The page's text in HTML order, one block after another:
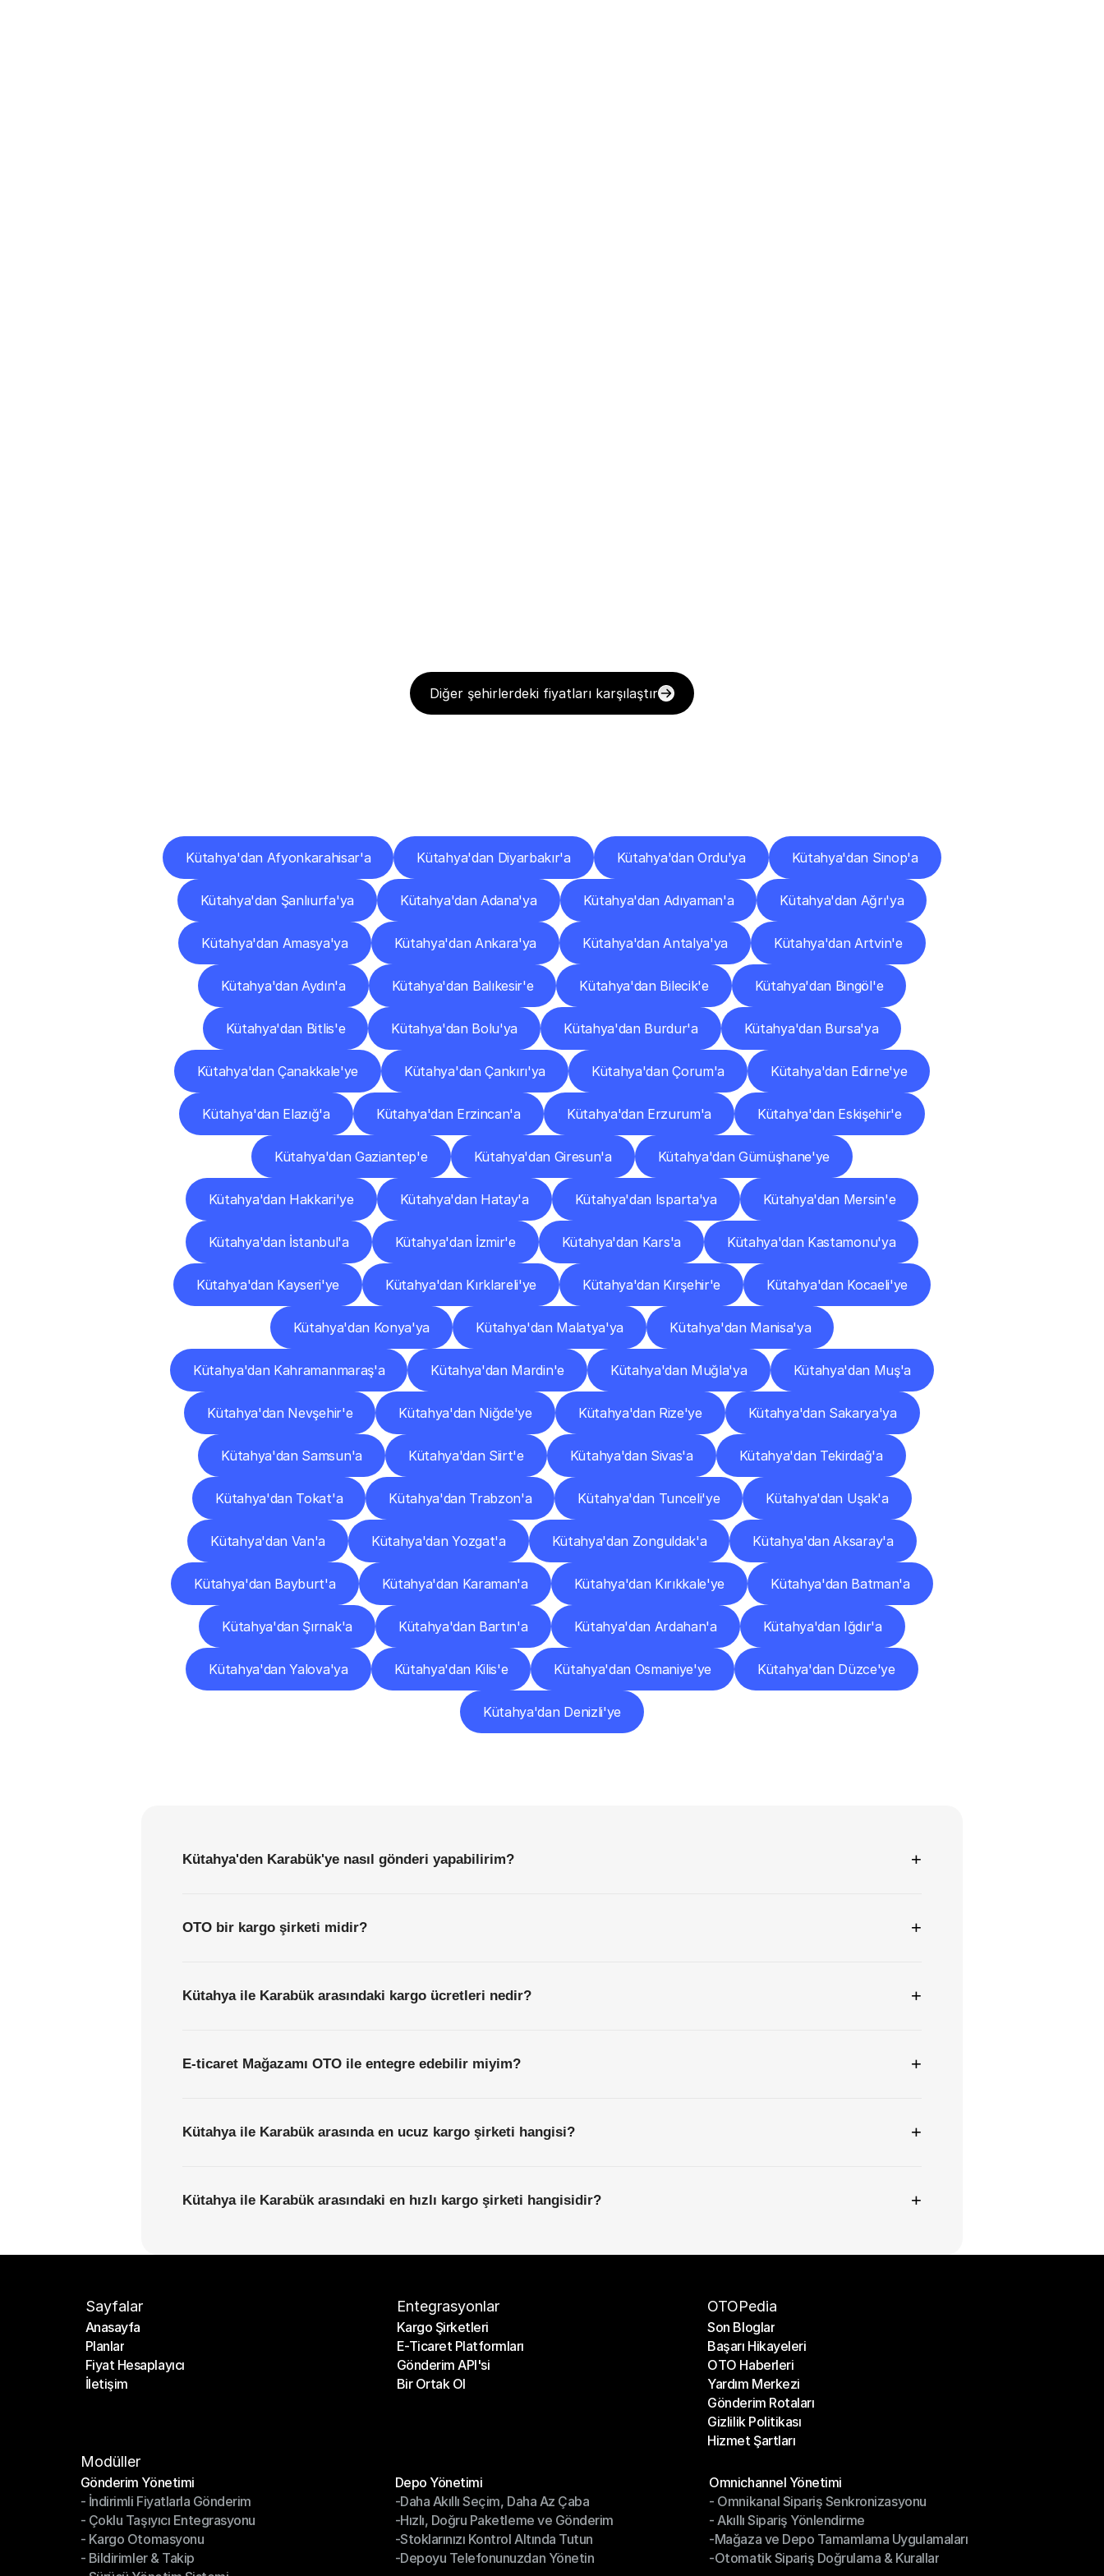
Diğer şehirlerdeki fiyatları karşılaştır
Kütahya'dan Afyonkarahisar'a Kütahya'dan Diyarbakır'a Kütahya'dan Ordu'ya Kütahya'dan Sinop'a
Kütahya'dan Şanlıurfa'ya Kütahya'dan Adana'ya Kütahya'dan Adıyaman'a Kütahya'dan Ağrı'ya
Kütahya'dan Amasya'ya Kütahya'dan Ankara'ya Kütahya'dan Antalya'ya Kütahya'dan Artvin'e
Kütahya'dan Aydın'a Kütahya'dan Balıkesir'e Kütahya'dan Bilecik'e Kütahya'dan Bingöl'e
Kütahya'dan Bitlis'e Kütahya'dan Bolu'ya Kütahya'dan Burdur'a Kütahya'dan Bursa'ya
Kütahya'dan Çanakkale'ye Kütahya'dan Çankırı'ya Kütahya'dan Çorum'a Kütahya'dan Edirne'ye
Kütahya'dan Elazığ'a Kütahya'dan Erzincan'a Kütahya'dan Erzurum'a Kütahya'dan Eskişehir'e
Kütahya'dan Gaziantep'e Kütahya'dan Giresun'a Kütahya'dan Gümüşhane'ye
Kütahya'dan Hakkari'ye Kütahya'dan Hatay'a Kütahya'dan Isparta'ya Kütahya'dan Mersin'e
Kütahya'dan İstanbul'a Kütahya'dan İzmir'e Kütahya'dan Kars'a Kütahya'dan Kastamonu'ya
Kütahya'dan Kayseri'ye Kütahya'dan Kırklareli'ye Kütahya'dan Kırşehir'e Kütahya'dan Kocaeli'ye
Kütahya'dan Konya'ya Kütahya'dan Malatya'ya Kütahya'dan Manisa'ya
Kütahya'dan Kahramanmaraş'a Kütahya'dan Mardin'e Kütahya'dan Muğla'ya Kütahya'dan Muş'a
Kütahya'dan Nevşehir'e Kütahya'dan Niğde'ye Kütahya'dan Rize'ye Kütahya'dan Sakarya'ya
Kütahya'dan Samsun'a Kütahya'dan Siirt'e Kütahya'dan Sivas'a Kütahya'dan Tekirdağ'a
Kütahya'dan Tokat'a Kütahya'dan Trabzon'a Kütahya'dan Tunceli'ye Kütahya'dan Uşak'a
Kütahya'dan Van'a Kütahya'dan Yozgat'a Kütahya'dan Zonguldak'a Kütahya'dan Aksaray'a
Kütahya'dan Bayburt'a Kütahya'dan Karaman'a Kütahya'dan Kırıkkale'ye Kütahya'dan Batman'a
Kütahya'dan Şırnak'a Kütahya'dan Bartın'a Kütahya'dan Ardahan'a Kütahya'dan Iğdır'a
Kütahya'dan Yalova'ya Kütahya'dan Kilis'e Kütahya'dan Osmaniye'ye Kütahya'dan Düzce'ye
Kütahya'dan Denizli'ye
Kütahya'den Karabük'ye nasıl gönderi yapabilirim? +
OTO bir kargo şirketi midir? +
Kütahya ile Karabük arasındaki kargo ücretleri nedir? +
E-ticaret Mağazamı OTO ile entegre edebilir miyim? +
Kütahya ile Karabük arasında en ucuz kargo şirketi hangisi? +
Kütahya ile Karabük arasındaki en hızlı kargo şirketi hangisidir? +
Sayfalar
Anasayfa
Anasayfa
Planlar
Planlar
Fiyat Hesaplayıcı
Fiyat Hesaplayıcı
İletişim
Entegrasyonlar
Kargo Şirketleri
Kargo Şirketleri
E-Ticaret Platformları
E-Ticaret Platformları
Gönderim API'si
Gönderim API'si
Bir Ortak Ol
OTOPedia
Son Bloglar
Son Bloglar
Başarı Hikayeleri
Başarı Hikayeleri
OTO Haberleri
OTO Haberleri
Yardım Merkezi
Yardım Merkezi
Gönderim Rotaları
Gönderim Rotaları
Gizlilik Politikası
Gizlilik Politikası
Hizmet Şartları
Modüller
Gönderim Yönetimi
Gönderim Yönetimi
- İndirimli Fiyatlarla Gönderim
- İndirimli Fiyatlarla Gönderim
- Çoklu Taşıyıcı Entegrasyonu
- Çoklu Taşıyıcı Entegrasyonu
- Kargo Otomasyonu
- Kargo Otomasyonu
- Bildirimler & Takip
Depo Yönetimi
Depo Yönetimi
-Daha Akıllı Seçim, Daha Az Çaba
-Daha Akıllı Seçim, Daha Az Çaba
-Hızlı, Doğru Paketleme ve Gönderim
-Hızlı, Doğru Paketleme ve Gönderim
-Stoklarınızı Kontrol Altında Tutun
-Stoklarınızı Kontrol Altında Tutun
-Depoyu Telefonunuzdan Yönetin
Omnichannel Yönetimi
Omnichannel Yönetimi
- Omnikanal Sipariş Senkronizasyonu
- Omnikanal Sipariş Senkronizasyonu
- Akıllı Sipariş Yönlendirme
- Akıllı Sipariş Yönlendirme
-Mağaza ve Depo Tamamlama Uygulamaları
-Mağaza ve Depo Tamamlama Uygulamaları
-Otomatik Sipariş Doğrulama & Kurallar